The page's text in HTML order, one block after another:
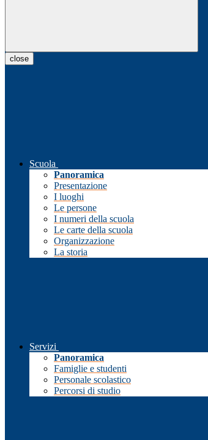
close
Scuola
Panoramica
Presentazione
I luoghi
Le persone
I numeri della scuola
Le carte della scuola
Organizzazione
La storia
Servizi
Panoramica
Famiglie e studenti
Personale scolastico
Percorsi di studio